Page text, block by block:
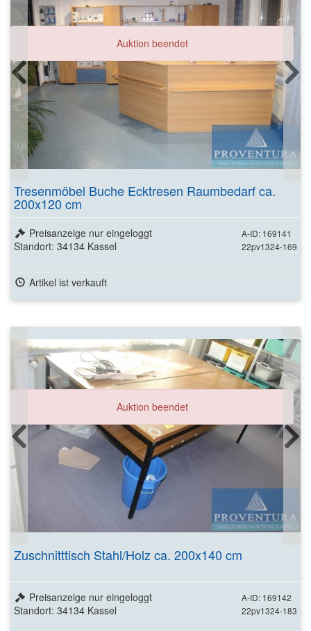
Auktion beendet
Tresenmöbel Buche Ecktresen Raumbedarf ca.
200x120 cm
A-ID: 169141
22pv1324-169
Preisanzeige nur eingeloggt
Standort: 34134 Kassel
Artikel ist verkauft
Auktion beendet
Zuschnitttisch Stahl/Holz ca. 200x140 cm
A-ID: 169142
22pv1324-183
Preisanzeige nur eingeloggt
Standort: 34134 Kassel